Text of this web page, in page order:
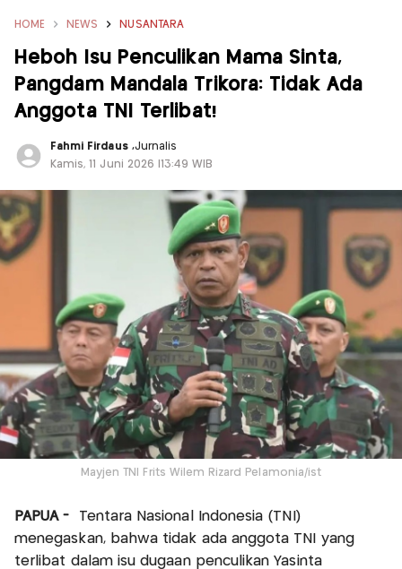
HOME NEWS NUSANTARA
Heboh Isu Penculikan Mama Sinta,
Pangdam Mandala Trikora: Tidak Ada
Anggota TNI Terlibat!
Fahmi Firdaus ,Jurnalis
Kamis, 11 Juni 2026 |13:49 WIB
Mayjen TNI Frits Wilem Rizard Pelamonia/ist
PAPUA - Tentara Nasional Indonesia (TNI)
menegaskan, bahwa tidak ada anggota TNI yang
terlibat dalam isu dugaan penculikan Yasinta